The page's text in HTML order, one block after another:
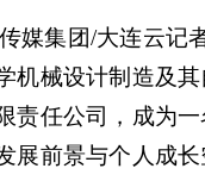
媒集团/大连云记
机械设计制造及
责任公司，成为
展前景与个人成